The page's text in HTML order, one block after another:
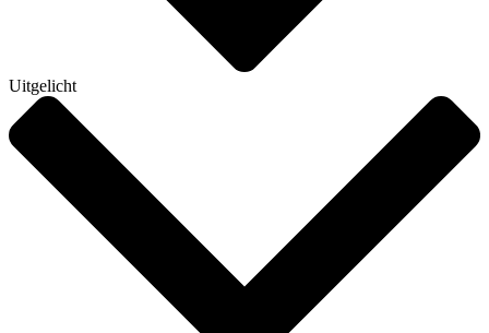
Uitgelicht